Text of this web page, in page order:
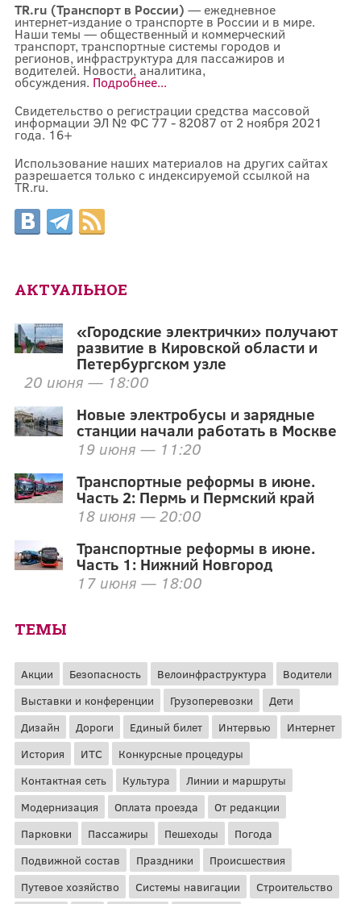
TR.ru (Транспорт в России) — ежедневное
интернет-издание о транспорте в России и в мире.
Наши темы — общественный и коммерческий
транспорт, транспортные системы городов и
регионов, инфраструктура для пассажиров и
водителей. Новости, аналитика,
обсуждения. Подробнее...
Свидетельство о регистрации средства массовой
информации ЭЛ № ФС 77 - 82087 от 2 ноября 2021
года. 16+
Использование наших материалов на других сайтах
разрешается только с индексируемой ссылкой на
TR.ru.
АКТУАЛЬНОЕ
«Городские электрички» получают
развитие в Кировской области и
Петербургском узле
20 июня — 18:00
Новые электробусы и зарядные
станции начали работать в Москве
19 июня — 11:20
Транспортные реформы в июне.
Часть 2: Пермь и Пермский край
18 июня — 20:00
Транспортные реформы в июне.
Часть 1: Нижний Новгород
17 июня — 18:00
ТЕМЫ
Акции Безопасность Велоинфраструктура
Водители
Выставки и конференции
Грузоперевозки
Дети
Дизайн
Дороги Единый билет Интервью
Интернет
История
ИТС
Конкурсные процедуры
Контактная сеть
Культура
Линии и маршруты
Модернизация
Оплата проезда
От редакции
Парковки
Пассажиры Пешеходы
Погода
Подвижной состав
Праздники
Происшествия
Путевое хозяйство
Системы навигации Строительство